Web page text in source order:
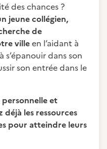
des chances ?
jeune collégien,
de
villeen l’aidant à
dans son
son entrée dans le
et
déjà les ressources
pour atteindre leurs